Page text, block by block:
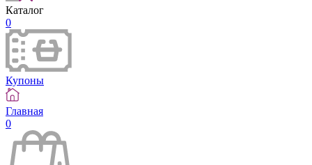
Каталог
0
Купоны
Главная
0